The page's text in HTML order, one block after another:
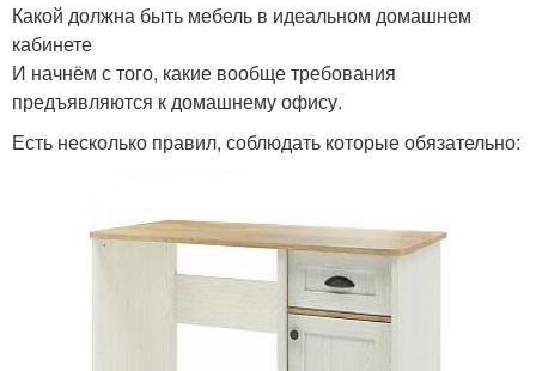
Какой должна быть мебель в идеальном домашнем
кабинете
И начнём с того, какие вообще требования
предъявляются к домашнему офису.
Есть несколько правил, соблюдать которые обязательно: